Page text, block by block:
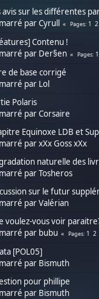
avis sur les différentes
parCyrull Pages 1 2
Contenu !
par Der§en
Pages 1
de base corrigé
par Lol
Polaris
parCorsaire
Equinoxe LDB et
parxXx Goss xXx
naturelle des
parTosheros
sur le futur
parValérian
voulez-vous voir
par bubu Pages 1 2
[POL05]
par Bismuth
pour phillipe
par Bismuth